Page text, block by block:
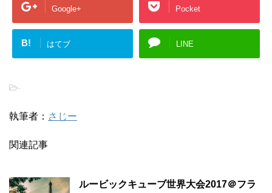
Google+ Pocket
B! はてブ LINE
-
執筆者： さじー
関連記事
ルービックキューブ世界大会2017＠フラ